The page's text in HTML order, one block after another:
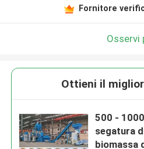
Fornitore
Osservi
Ottieni il
500 -
segatura
biomassa